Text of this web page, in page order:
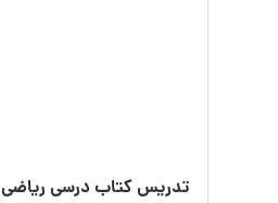
تدریس کتاب درسی ریاضی 2